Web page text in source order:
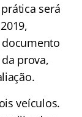
será
prova,
veículos.